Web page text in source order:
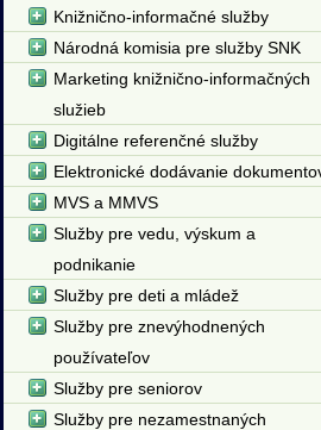
Knižnično-informačné služby
Národná komisia pre služby SNK
Marketing knižnično-informačných
služieb
Digitálne referenčné služby
Elektronické dodávanie
MVS a MMVS
Služby pre vedu, výskum a
podnikanie
Služby pre deti a mládež
Služby pre znevýhodnených
používateľov
Služby pre seniorov
Služby pre nezamestnaných